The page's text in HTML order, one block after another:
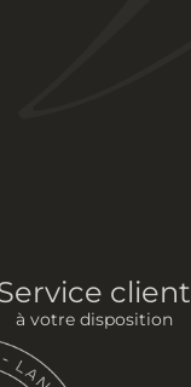
client
à votre disposition